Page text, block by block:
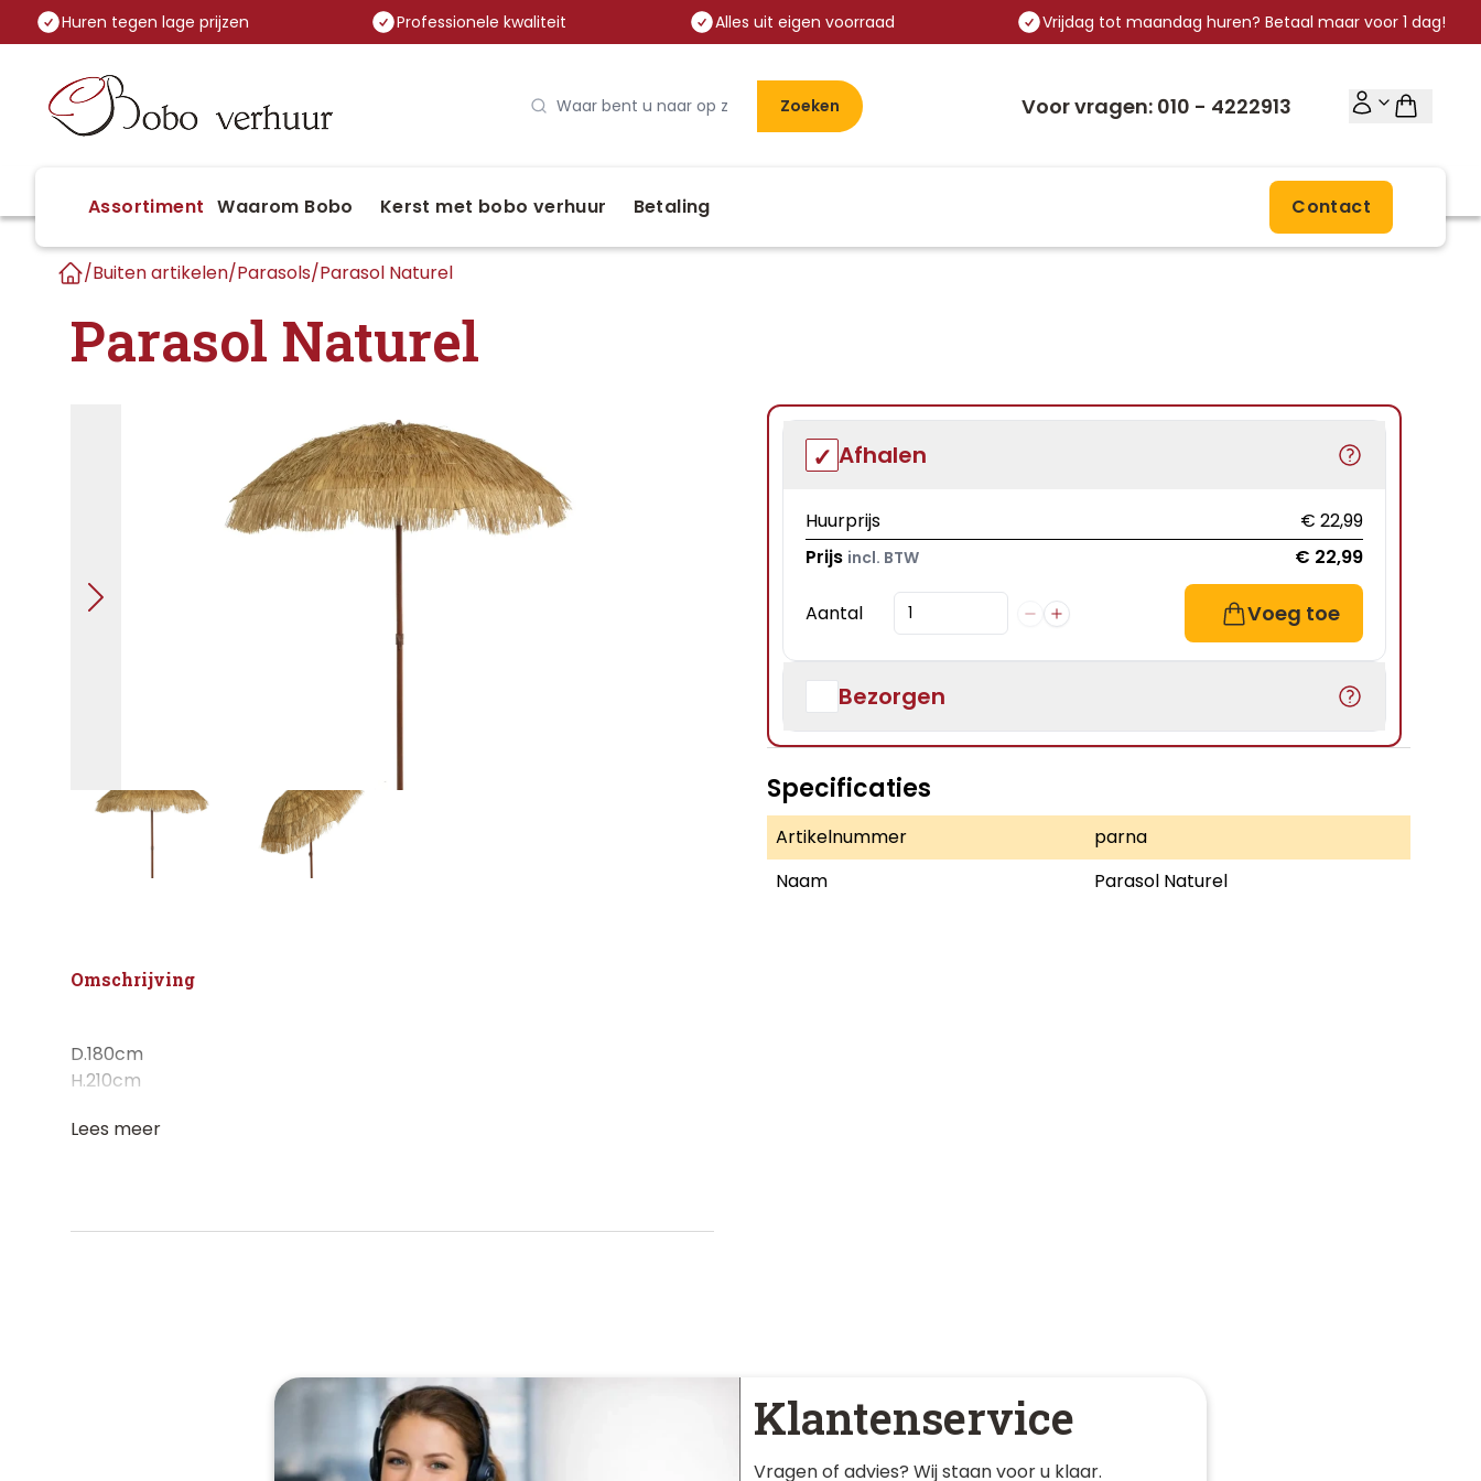
Huren tegen lage prijzen Professionele kwaliteit Alles uit eigen voorraad Vrijdag tot maandag huren? Betaal maar voor 1 dag!
Zoeken Voor vragen: 010 - 4222913
Assortiment Waarom Bobo Kerst met bobo verhuur Betaling Contact
/Buiten artikelen/Parasols/Parasol Naturel
Parasol Naturel
Omschrijving
D.180cm
H.210cm
Lees meer
Afhalen
Huurprijs
€ 22,99
Prijs incl. BTW € 22,99
Aantal Voeg toe
Bezorgen
Specificaties
Artikelnummer
parna
Naam
Parasol Naturel
Klantenservice
Vragen of advies? Wij staan voor u klaar.